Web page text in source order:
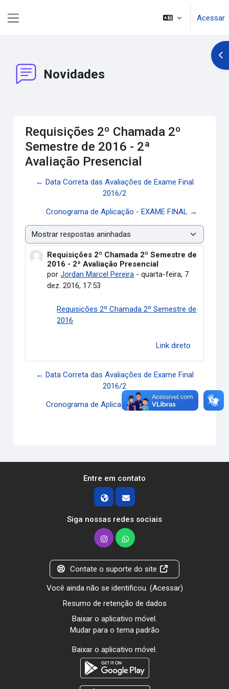
Acessar
Novidades
Requisições 2º Chamada 2º
Semestre de 2016 - 2ª
Avaliação Presencial
← Data Correta das Avaliações de Exame Final
2016/2
Cronograma de Aplicação - EXAME FINAL →
Modo de visualização
Requisições 2º Chamada 2º Semestre de
2016 - 2ª Avaliação Presencial
porJordan Marcel Pereira -quarta-feira, 7
dez. 2016, 17:53
Número de respostas: 0
Requisições 2º Chamada 2º Semestre de
2016
Link direto
← Data Correta das Avaliações de Exame Final
2016/2
Cronograma de Aplicação - EXAME FINAL →
Entre em contato
Siga nossas redes sociais
Contate o suporte do site
Você ainda não se identificou. (Acessar)
Resumo de retenção de dados
Baixar o aplicativo móvel.
Mudar para o tema padrão
Baixar o aplicativo móvel.